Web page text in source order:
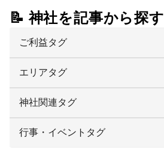
📝 神社を記事から探す
ご利益タグ
エリアタグ
神社関連タグ
行事・イベントタグ